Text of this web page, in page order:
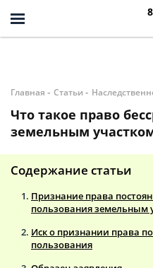
Главная - Статьи -
Что такое право
земельным
Содержание статьи
Признание права
пользования земельным
Иск о признании права
пользования